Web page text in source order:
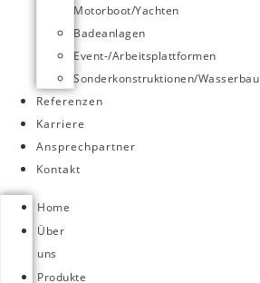
Motorboot/Yachten
Badeanlagen
Event-/Arbeitsplattformen
Sonderkonstruktionen/Wasserbau
Referenzen
Karriere
Ansprechpartner
Kontakt
Home
Über
uns
Produkte